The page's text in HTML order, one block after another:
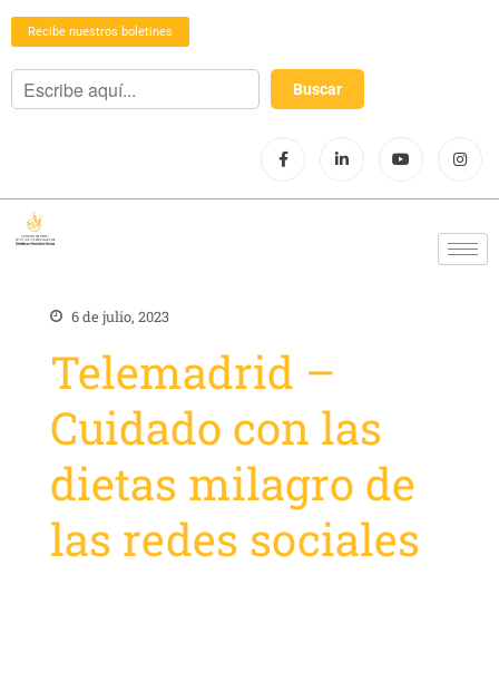
Recibe nuestros boletines
6 de julio, 2023
Telemadrid –
Cuidado con las
dietas milagro de
las redes sociales